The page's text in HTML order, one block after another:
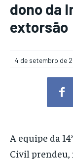
dono da
extorsão
4 de setembro de
A equipe da
Civil prendeu,